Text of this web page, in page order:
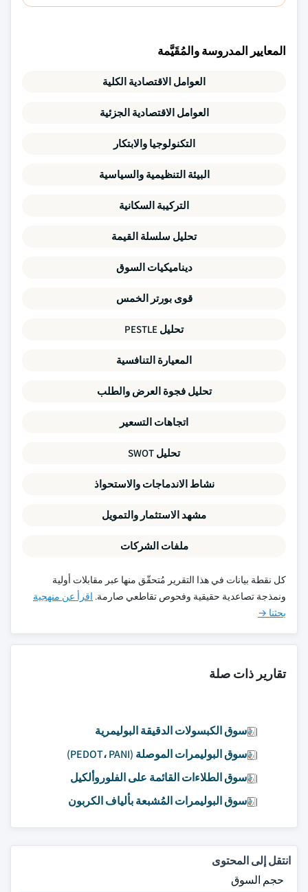
المعايير المدروسة والمُقَيَّمة
العوامل الاقتصادية الكلية
العوامل الاقتصادية الجزئية
التكنولوجيا والابتكار
البيئة التنظيمية والسياسية
التركيبة السكانية
تحليل سلسلة القيمة
ديناميكيات السوق
قوى بورتر الخمس
تحليل PESTLE
المعيارة التنافسية
تحليل فجوة العرض والطلب
اتجاهات التسعير
تحليل SWOT
نشاط الاندماجات والاستحواذ
مشهد الاستثمار والتمويل
ملفات الشركات
كل نقطة بيانات في هذا التقرير مُتحقّق منها عبر مقابلات أولية
ونمذجة تصاعدية حقيقية وفحوص تقاطعي صارمة. اقرأ عن منهجية
بحثنا →
تقارير ذات صلة
سوق الكبسولات الدقيقة البوليمرية
سوق البوليمرات الموصلة (PEDOT، PANI)
سوق الطلاءات القائمة على الفلوروألكيل
سوق البوليمرات المُشبعة بألياف الكربون
انتقل إلى المحتوى
حجم السوق